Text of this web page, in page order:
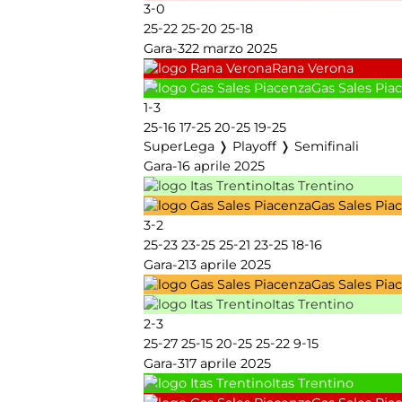
3-0
25-22 25-20 25-18
Gara-322 marzo 2025
Rana Verona
Gas Sales
1-3
25-16 17-25 20-25 19-25
SuperLega ❭ Playoff ❭ Semifinali
Gara-16 aprile 2025
Itas Trentino
Gas Sales
3-2
25-23 23-25 25-21 23-25 18-16
Gara-213 aprile 2025
Gas Sales
Itas Trentino
2-3
25-27 25-15 20-25 25-22 9-15
Gara-317 aprile 2025
Itas Trentino